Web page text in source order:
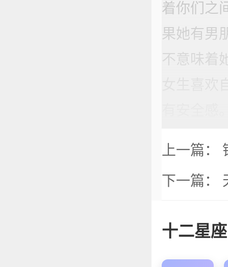
着你们之
果她有男
不意味着
上一篇：
下一篇：
十二星座